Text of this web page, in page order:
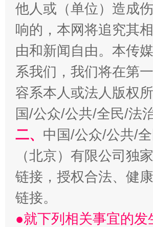
揭开“小金库”的免责幌子
他人或（单位）造成
响的，本网将追究其
由和新闻自由。本传
系我们，我们将在第
容系本人或法人版权
国/公众/公共/全民/法
二、 中国/公众/公共/
（北京）有限公司独
链接，授权合法、健
链接。
●就下列相关事宜的